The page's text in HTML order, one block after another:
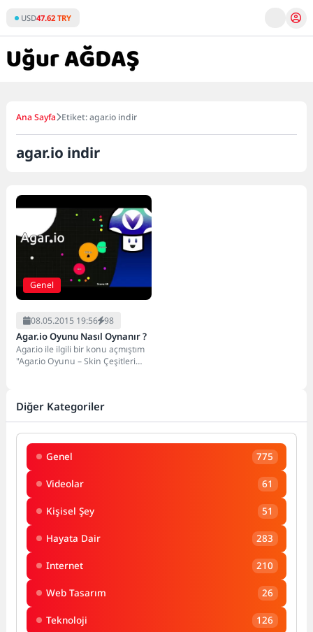
content
USD47.62 TRY
Ana Sayfa Etiket: agar.io indir
agar.io indir
Genel
08.05.2015 19:56 98
Agar.io Oyunu Nasıl Oynanır ?
Agar.io ile ilgili bir konu açmıştım
"Agar.io Oyunu – Skin Çeşitleri
Diğer Kategoriler
Genel 775
Videolar 61
Kişisel Şey 51
Hayata Dair 283
Internet 210
Web Tasarım 26
Teknoloji 126